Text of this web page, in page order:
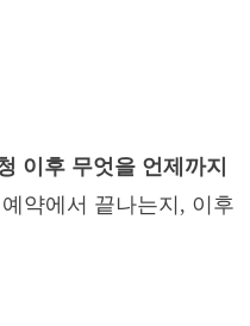
이후 무엇을 언제까지
약에서 끝나는지, 이후